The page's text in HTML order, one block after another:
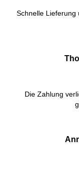
Schnelle Lieferung
Die Zahlung